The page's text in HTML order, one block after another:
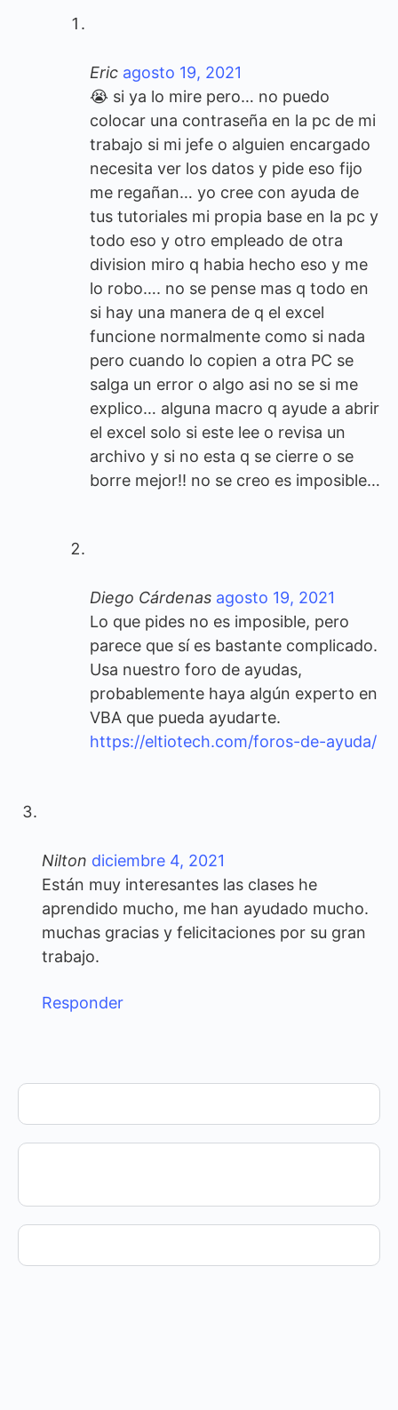
Eric agosto 19, 2021
😭 si ya lo mire pero… no puedo
colocar una contraseña en la pc de mi
trabajo si mi jefe o alguien encargado
necesita ver los datos y pide eso fijo
me regañan… yo cree con ayuda de
tus tutoriales mi propia base en la pc y
todo eso y otro empleado de otra
division miro q habia hecho eso y me
lo robo…. no se pense mas q todo en
si hay una manera de q el excel
funcione normalmente como si nada
pero cuando lo copien a otra PC se
salga un error o algo asi no se si me
explico… alguna macro q ayude a abrir
el excel solo si este lee o revisa un
archivo y si no esta q se cierre o se
borre mejor!! no se creo es imposible…
Diego Cárdenas agosto 19, 2021
Lo que pides no es imposible, pero
parece que sí es bastante complicado.
Usa nuestro foro de ayudas,
probablemente haya algún experto en
VBA que pueda ayudarte.
https://eltiotech.com/foros-de-ayuda/
Nilton diciembre 4, 2021
Están muy interesantes las clases he
aprendido mucho, me han ayudado mucho.
muchas gracias y felicitaciones por su gran
trabajo.
Responder